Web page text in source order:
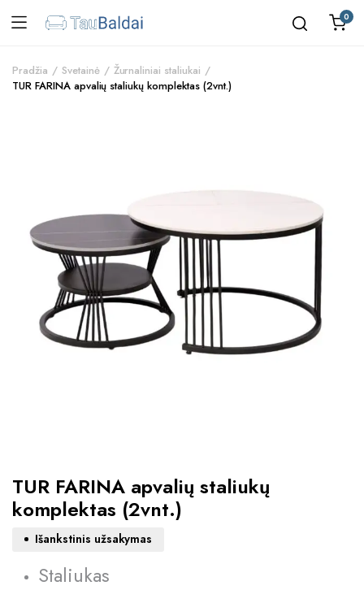
0
Pradžia Svetainė
Žurnaliniai staliukai
TUR FARINA apvalių staliukų komplektas (2vnt.)
TUR FARINA apvalių staliukų
komplektas (2vnt.)
Išankstinis užsakymas
Staliukas